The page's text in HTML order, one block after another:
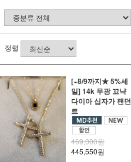
정렬
[~8/9까지★ 5%세
일] 14k 무광 꼬냑
다이아 십자가 팬던
트
469,000원
445,550원